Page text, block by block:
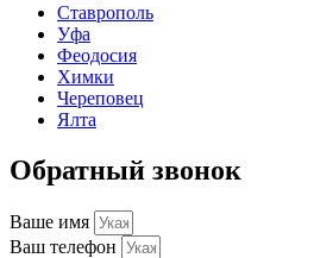
Ставрополь
Уфа
Феодосия
Химки
Череповец
Ялта
Обратный звонок
Ваше имя
Ваш телефон